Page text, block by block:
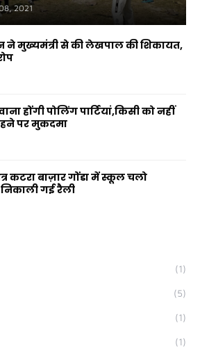
2021
ने मुख्यमंत्री से की लेखपाल की शिकायत,
होंगी पोलिंग पार्टियां,किसी को नहीं
पर मुकदमा
कटरा बाज़ार गोंडा में स्कूल चलो
गई रैली
(1)
(5)
(1)
(1)